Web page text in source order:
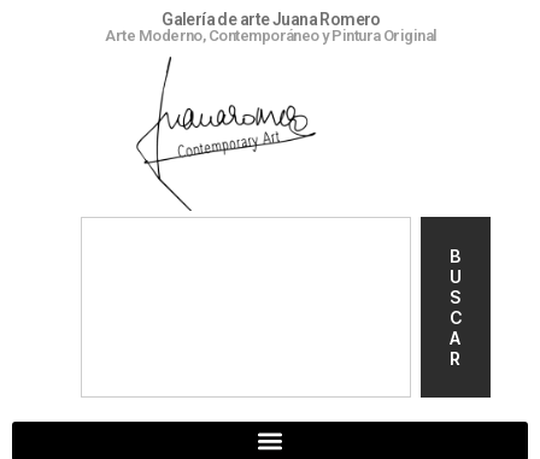
Galería de arte Juana Romero
Arte Moderno, Contemporáneo y Pintura Original
B
U
S
C
A
R